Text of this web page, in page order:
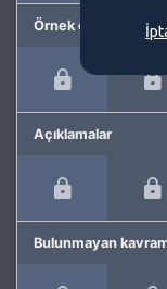
Örnek cümleler
Açıklamalar
Bulunmayan